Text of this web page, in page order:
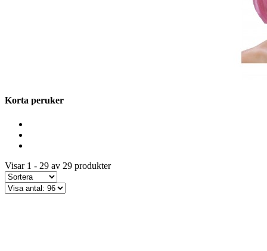
Korta peruker
Visar 1 - 29 av 29 produkter